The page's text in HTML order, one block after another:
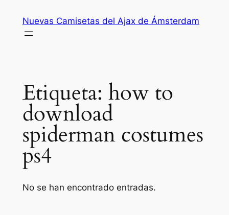
contenido
Nuevas Camisetas del Ajax de Ámsterdam
Etiqueta: how to
download
spiderman costumes
ps4
No se han encontrado entradas.